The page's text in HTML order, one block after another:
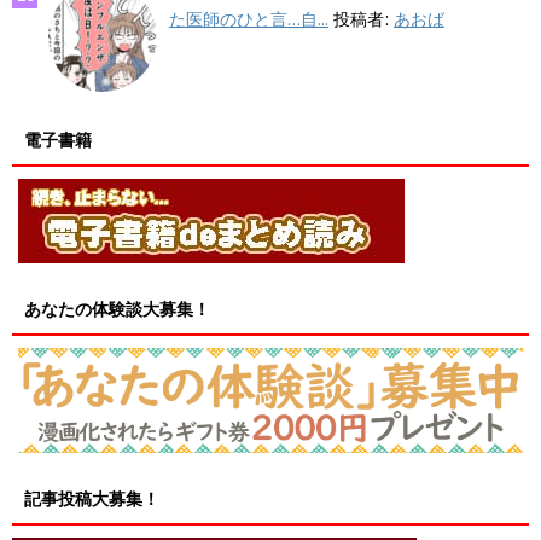
た医師のひと言…自... 投稿者: あおば
電子書籍
あなたの体験談大募集！
記事投稿大募集！